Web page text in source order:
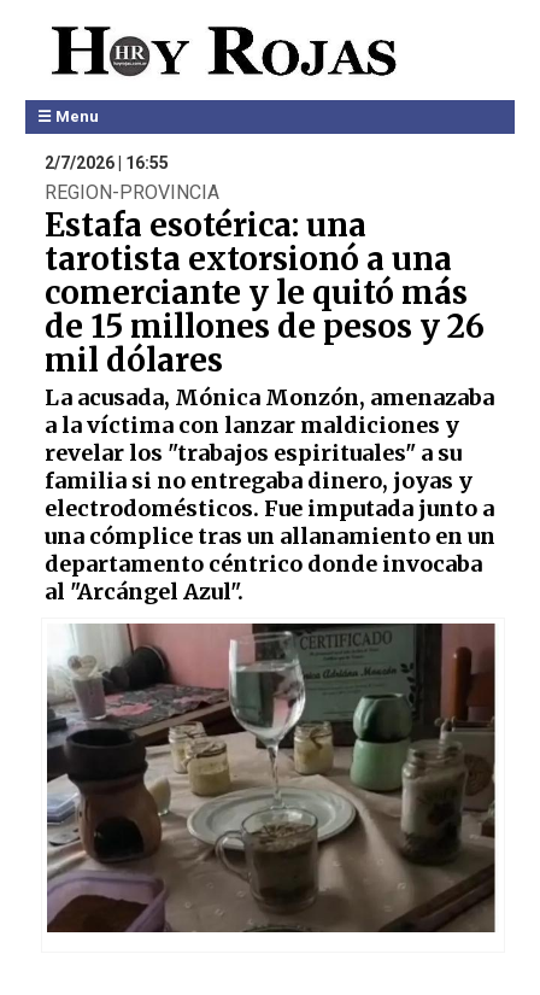
☰ Menu
2/7/2026 | 16:55
REGION-PROVINCIA
Estafa esotérica: una
tarotista extorsionó a una
comerciante y le quitó más
de 15 millones de pesos y 26
mil dólares
La acusada, Mónica Monzón, amenazaba
a la víctima con lanzar maldiciones y
revelar los "trabajos espirituales" a su
familia si no entregaba dinero, joyas y
electrodomésticos. Fue imputada junto a
una cómplice tras un allanamiento en un
departamento céntrico donde invocaba
al "Arcángel Azul".